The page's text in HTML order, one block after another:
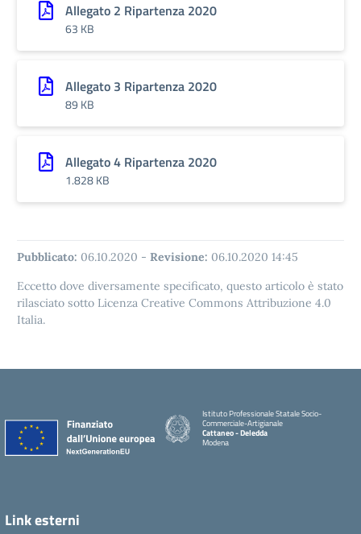
Allegato 2 Ripartenza 2020
63 KB
Allegato 3 Ripartenza 2020
89 KB
Allegato 4 Ripartenza 2020
1.828 KB
Pubblicato: 06.10.2020 - Revisione: 06.10.2020 14:45
Eccetto dove diversamente specificato, questo articolo è stato
rilasciato sotto Licenza Creative Commons Attribuzione 4.0
Italia.
Istituto Professionale Statale Socio-
Commerciale-Artigianale
Cattaneo - Deledda
Modena
Link esterni